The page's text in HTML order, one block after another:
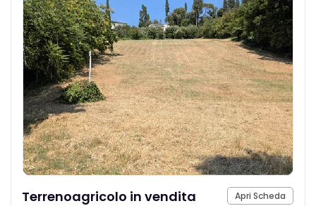
Apri Scheda
Terrenoagricolo in vendita